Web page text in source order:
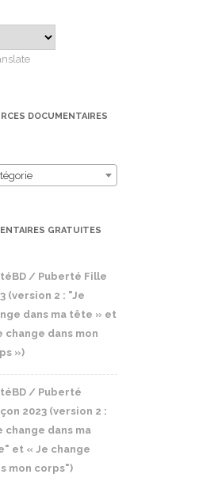
DOCUMENTAIRES
GRATUITES
/ Puberté Fille
(version 2 : "Je
dans ma tête » et
change dans mon
»)
/ Puberté
2023 (version 2 :
change dans ma
et « Je change
mon corps")